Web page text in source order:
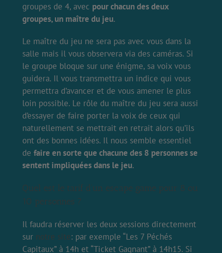
groupes de 4, avec pour chacun des deux
groupes, un maître du jeu.
Le maître du jeu ne sera pas avec vous dans la
salle mais il vous observera via des caméras. Si
le groupe bloque sur une énigme, sa voix vous
guidera. Il vous transmettra un indice qui vous
permettra d’avancer et de vous amener le plus
loin possible. Le rôle du maître du jeu sera aussi
d’essayer de faire porter la voix de ceux qui
naturellement se mettrait en retrait alors qu’ils
ont des bonnes idées. Il nous semble essentiel
de faire en sorte que chacune des 8 personnes se
sentent impliquées dans le jeu.
Quel est le tarif d’un escape game pour 8 ou
10 personnes ?
Il faudra réserver les deux sessions directement
sur notre site: par exemple “Les 7 Péchés
Capitaux” à 14h et “Ticket Gagnant” à 14h15. Si